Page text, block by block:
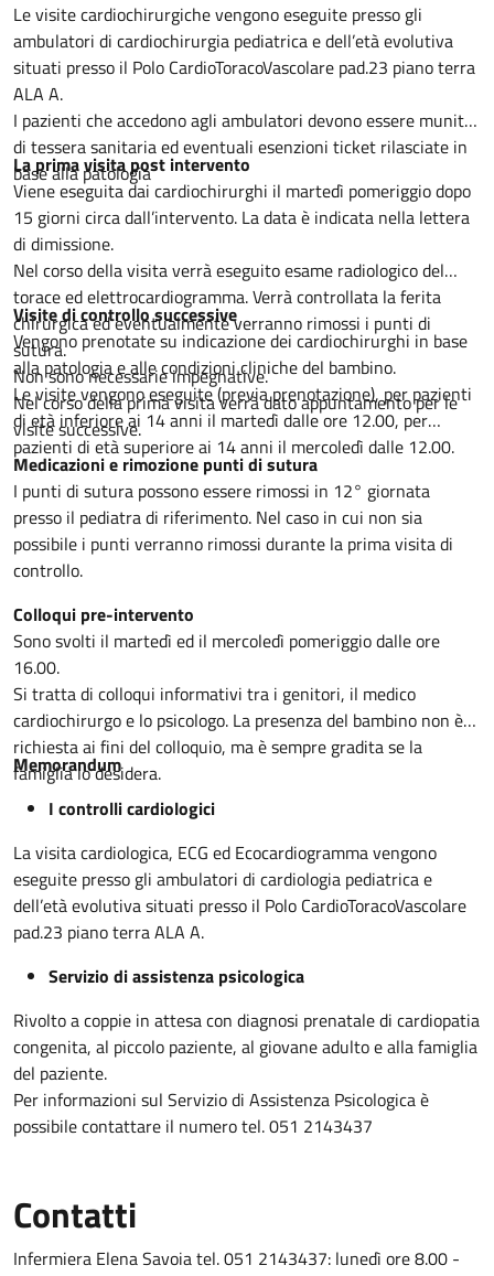
Le visite cardiochirurgiche vengono eseguite presso gli
ambulatori di cardiochirurgia pediatrica e dell’età evolutiva
situati presso il Polo CardioToracoVascolare pad.23 piano terra
ALA A.
I pazienti che accedono agli ambulatori devono essere muniti
di tessera sanitaria ed eventuali esenzioni ticket rilasciate in
base alla patologia
La prima visita post intervento
Viene eseguita dai cardiochirurghi il martedì pomeriggio dopo
15 giorni circa dall’intervento. La data è indicata nella lettera
di dimissione.
Nel corso della visita verrà eseguito esame radiologico del
torace ed elettrocardiogramma. Verrà controllata la ferita
chirurgica ed eventualmente verranno rimossi i punti di
sutura.
Non sono necessarie impegnative.
Nel corso della prima visita verrà dato appuntamento per le
visite successive.
Visite di controllo successive
Vengono prenotate su indicazione dei cardiochirurghi in base
alla patologia e alle condizioni cliniche del bambino.
Le visite vengono eseguite (previa prenotazione), per pazienti
di età inferiore ai 14 anni il martedì dalle ore 12.00, per
pazienti di età superiore ai 14 anni il mercoledì dalle 12.00.
Medicazioni e rimozione punti di sutura
I punti di sutura possono essere rimossi in 12° giornata
presso il pediatra di riferimento. Nel caso in cui non sia
possibile i punti verranno rimossi durante la prima visita di
controllo.
Colloqui pre-intervento
Sono svolti il martedì ed il mercoledì pomeriggio dalle ore
16.00.
Si tratta di colloqui informativi tra i genitori, il medico
cardiochirurgo e lo psicologo. La presenza del bambino non è
richiesta ai fini del colloquio, ma è sempre gradita se la
famiglia lo desidera.
Memorandum
I controlli cardiologici
La visita cardiologica, ECG ed Ecocardiogramma vengono
eseguite presso gli ambulatori di cardiologia pediatrica e
dell’età evolutiva situati presso il Polo CardioToracoVascolare
pad.23 piano terra ALA A.
Servizio di assistenza psicologica
Rivolto a coppie in attesa con diagnosi prenatale di cardiopatia
congenita, al piccolo paziente, al giovane adulto e alla famiglia
del paziente.
Per informazioni sul Servizio di Assistenza Psicologica è
possibile contattare il numero tel. 051 2143437
Contatti
Infermiera Elena Savoia tel. 051 2143437: lunedì ore 8.00 -